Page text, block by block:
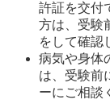
許証を交付
方は、受験
をして確認
病気や身体
は、受験前
ーにご相談